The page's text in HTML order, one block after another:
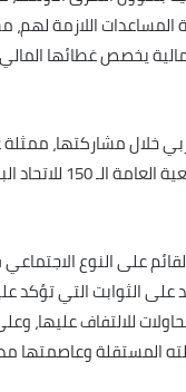
اللازمة
يخصص غطائها المالي
خلال مشاركتها، ممثلة
اجتماع منتدى النساء
على النوع
الثوابت التي تؤكد
للالتفاف عليها،
المستقلة وعاصمتها